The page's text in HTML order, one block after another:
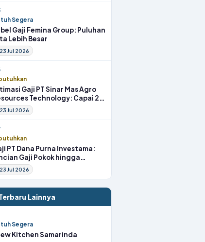
Segera
Gaji Femina Group: Puluhan
Lebih Besar
23 Jul 2026
Gaji PT Sinar Mas Agro
Technology: Capai 20
Full Benefit
23 Jul 2026
PT Dana Purna Investama:
Gaji Pokok hingga
23 Jul 2026
Lainnya
Segera
Kitchen Samarinda